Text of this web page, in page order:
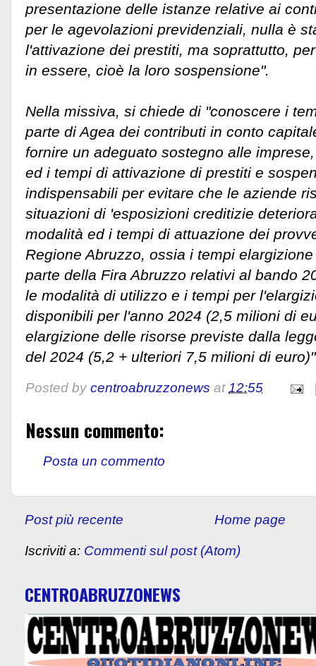
presentazione delle istanze relative ai
per le agevolazioni previdenziali, nulla è
l'attivazione dei prestiti, ma soprattutto,
in essere, cioè la loro sospensione".
Nella missiva, si chiede di "conoscere i
parte di Agea dei contributi in conto
fornire un adeguato sostegno alle
ed i tempi di attivazione di prestiti e
indispensabili per evitare che le aziende
situazioni di 'esposizioni creditizie
modalità ed i tempi di attuazione dei
Regione Abruzzo, ossia i tempi
parte della Fira Abruzzo relativi al bando
le modalità di utilizzo e i tempi per
disponibili per l'anno 2024 (2,5 milioni di
elargizione delle risorse previste dalla
del 2024 (5,2 + ulteriori 7,5 milioni di
Posted by centroabruzzonews at12:55
Nessun commento:
Posta un commento
Post più recente Home page
Iscriviti a: Commenti sul post (Atom)
CENTROABRUZZONEWS